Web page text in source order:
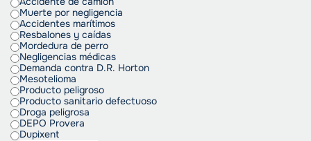
Muerte por negligencia
Accidentes marítimos
Resbalones y caídas
Mordedura de perro
Negligencias médicas
Demanda contra D.R. Horton
Mesotelioma
Producto peligroso
Producto sanitario defectuoso
Droga peligrosa
DEPO Provera
Dupixent